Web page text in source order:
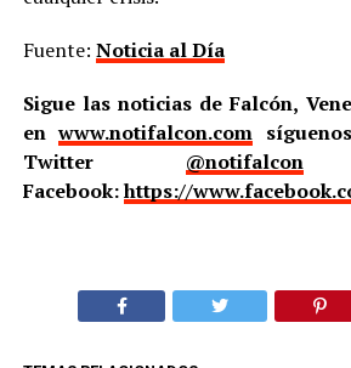
Fuente: Noticia al Día
Sigue las noticias de Falcón,
enwww.notifalcon.com
Twitter @notifalcon
Facebook:https://